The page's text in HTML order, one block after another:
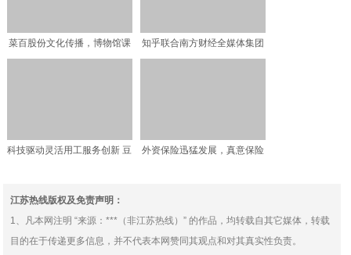
菜百股份文化传播，博物馆课
知乎联合南方财经全媒体集团
科技驱动灵活用工服务创新 豆
外资保险迅猛发展，真意保险
江苏热线版权及免责声明：
1、凡本网注明 “来源：***（非江苏热线）” 的作品，均转载自其它媒体，转载
目的在于传递更多信息，并不代表本网赞同其观点和对其真实性负责。